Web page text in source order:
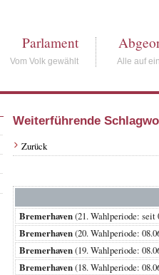
Parlament
Vom Volk gewählt Alle auf
Weiterführende
Zurück
Bremerhaven(21. Wahlperiode:
Bremerhaven(20. Wahlperiode:
Bremerhaven(19. Wahlperiode:
Bremerhaven(18. Wahlperiode: